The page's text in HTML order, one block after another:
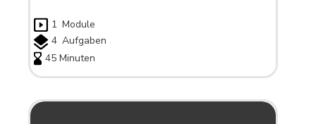
1 Module
4 Aufgaben
45 Minuten